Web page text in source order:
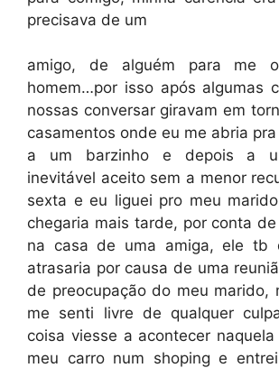
precisava de um
amigo, de alguém para me
homem…por isso após algumas
nossas conversar giravam em
casamentos onde eu me abria
a um barzinho e depois a
inevitável aceito sem a menor
sexta e eu liguei pro meu
chegaria mais tarde, por conta
na casa de uma amiga, ele tb
atrasaria por causa de uma
de preocupação do meu marido,
me senti livre de qualquer
coisa viesse a acontecer
meu carro num shoping e